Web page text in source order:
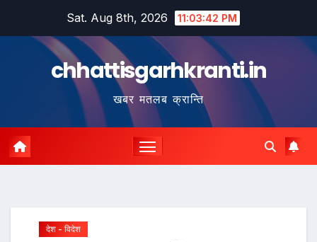
Sat. Aug 8th, 2026 11:03:43 PM
chhattisgarhkranti.in
खबर मतलब क्रान्ति
देश - विदेश